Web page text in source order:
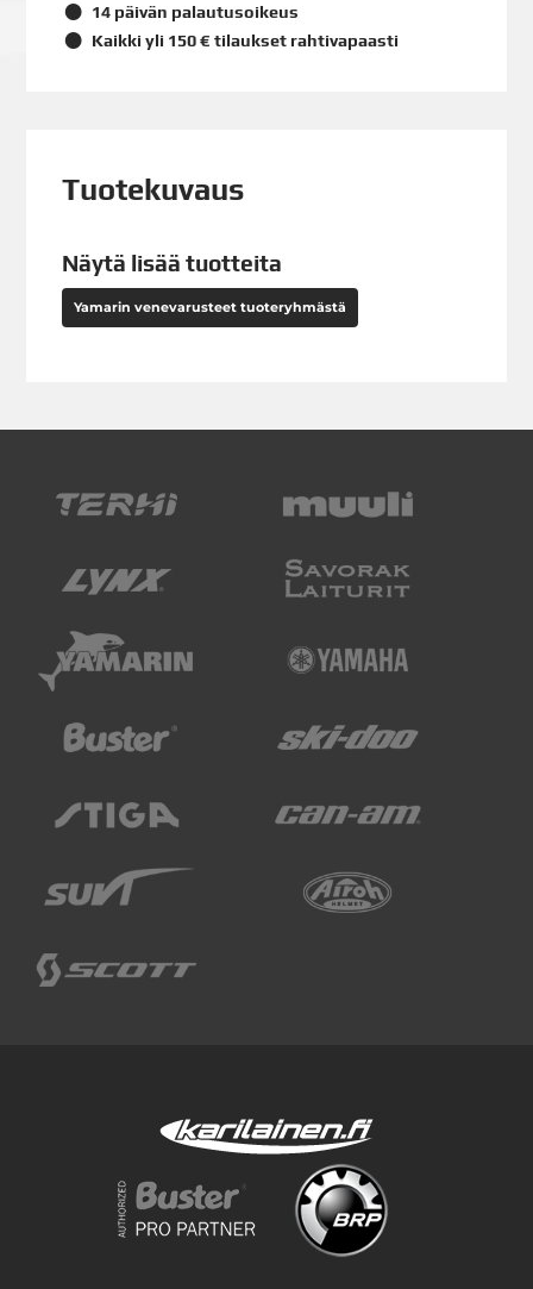
14 päivän palautusoikeus
Kaikki yli 150 € tilaukset rahtivapaasti
Tuotekuvaus
Näytä lisää tuotteita
Yamarin venevarusteet tuoteryhmästä